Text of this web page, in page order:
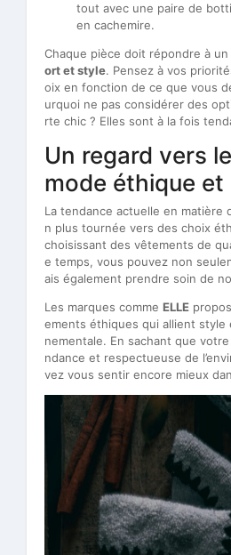
tout avec une paire de
en cachemire.
Chaque pièce doit répondre à
ort et style. Pensez à vos
oix en fonction de ce que vous
urquoi ne pas considérer des
rte chic ? Elles sont à la fois
Un regard vers
mode éthique et
La tendance actuelle en matière
n plus tournée vers des choix
choisissant des vêtements de
e temps, vous pouvez non
ais également prendre soin de
Les marques comme ELLE
ements éthiques qui allient style
nementale. En sachant que
ndance et respectueuse de
vez vous sentir encore mieux